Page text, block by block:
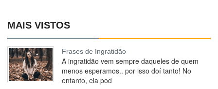
MAIS VISTOS
Frases de Ingratidão
A ingratidão vem sempre daqueles de quem
menos esperamos.. por isso doí tanto! No
entanto, ela pod